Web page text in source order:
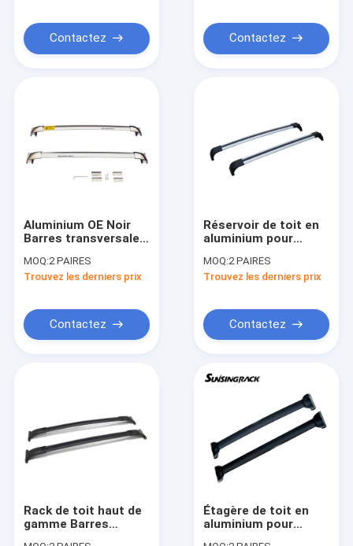
Contactez Contactez
Aluminium OE Noir
Barres transversales
support de toit de
voiture support de
MOQ:2 PAIRES
Trouvez les derniers prix
Contactez
Réservoir de toit en
aluminium pour
MOQ:2 PAIRES
Trouvez les derniers prix
Contactez
Rack de toit haut de
gamme Barres
Étagère de toit en
aluminium pour